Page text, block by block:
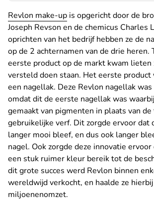
Revlon make-up is opgericht door de
Joseph Revson en de chemicus Charles
oprichten van het bedrijf hebben ze de
op de 2 achternamen van de drie
eerste product op de markt kwam lieten
versteld doen staan. Het eerste product
een nagellak. Deze Revlon nagellak was
omdat dit de eerste nagellak was
gemaakt van pigmenten in plaats van
gebruikelijke verf. Dit zorgde ervoor dat
langer mooi bleef, en dus ook langer
nagel. Ook zorgde deze innovatie
een stuk ruimer kleur bereik tot de
dit grote succes werd Revlon binnen
wereldwijd verkocht, en haalde ze
miljoenenomzet.